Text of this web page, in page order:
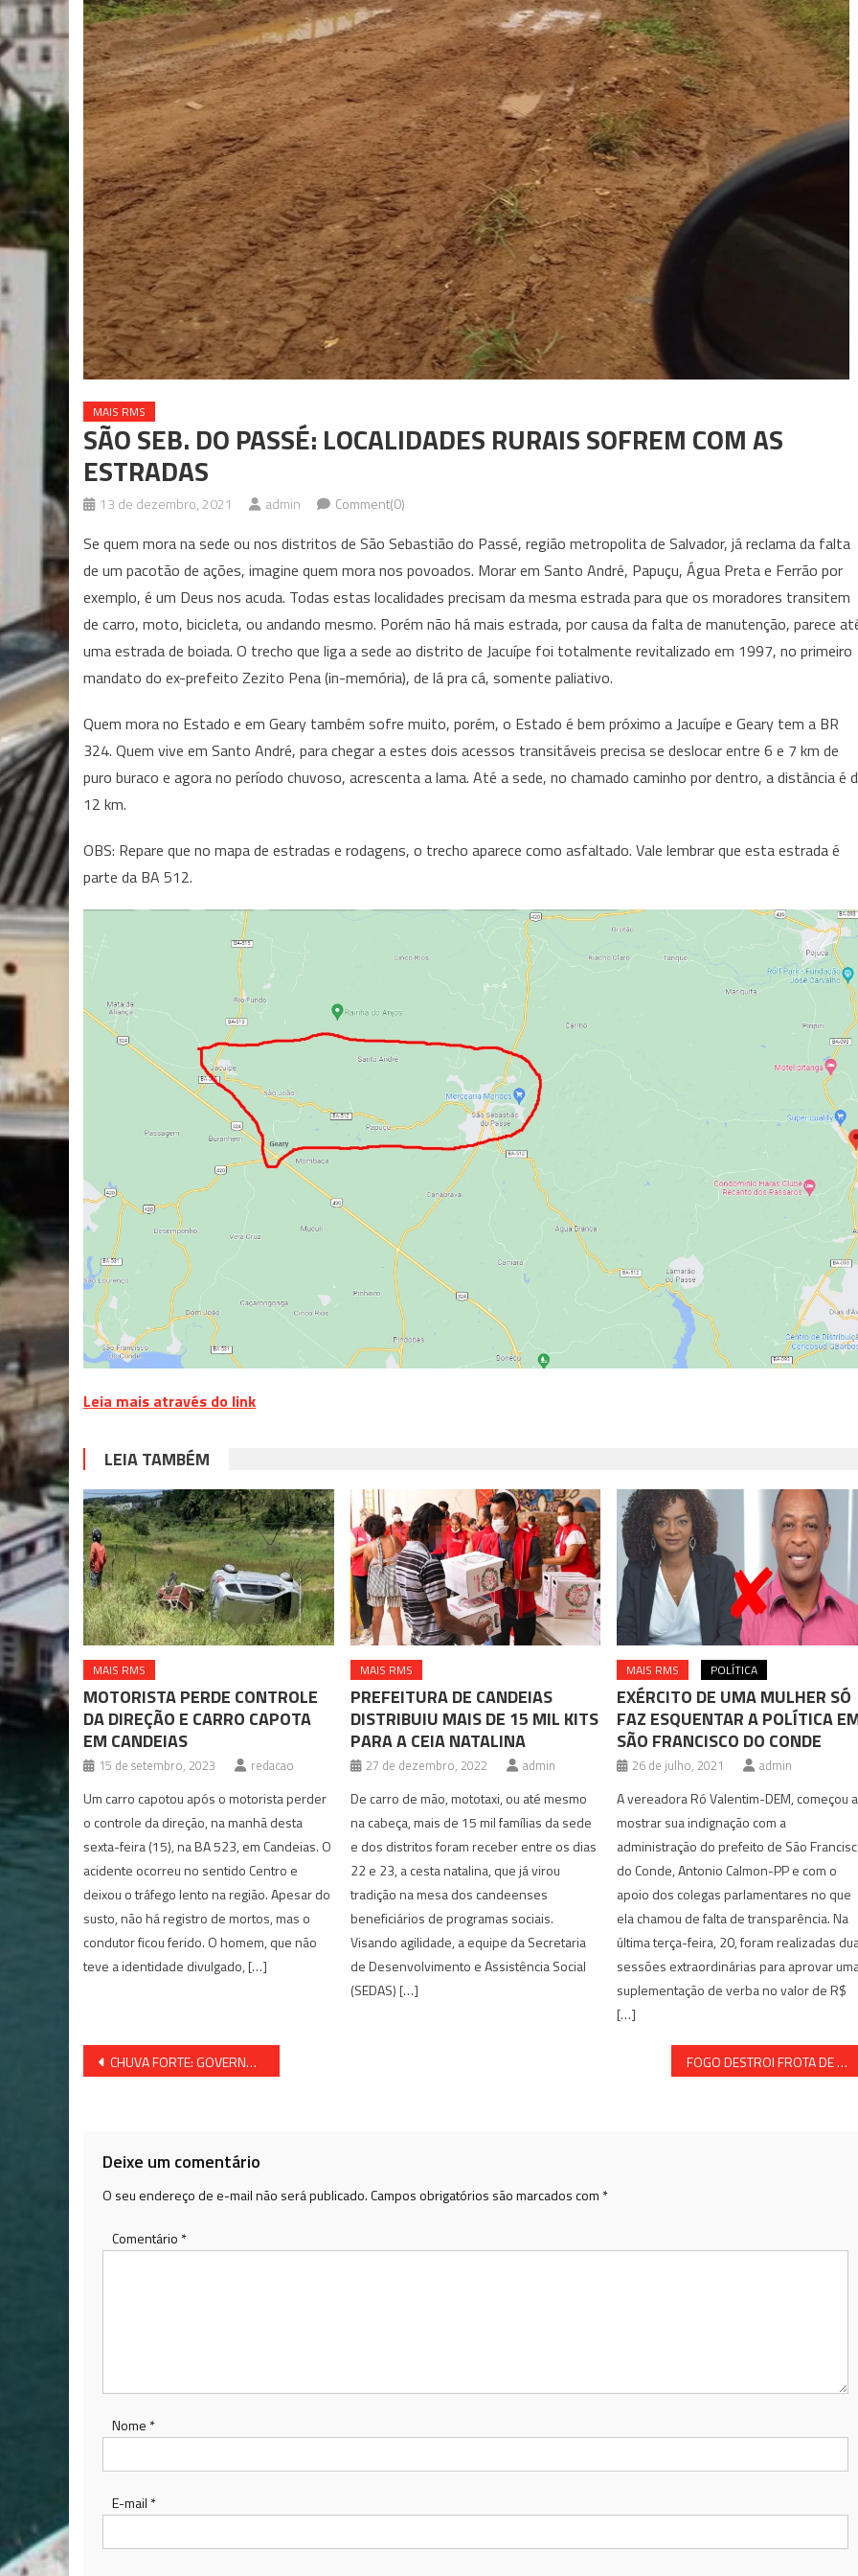
MAIS RMS
SÃO SEB. DO PASSÉ: LOCALIDADES RURAIS SOFREM COM AS
ESTRADAS
13 de dezembro, 2021 admin Comment(0)
Se quem mora na sede ou nos distritos de São Sebastião do Passé, região metropolita de Salvador, já reclama da falta
de um pacotão de ações, imagine quem mora nos povoados. Morar em Santo André, Papuçu, Água Preta e Ferrão por
exemplo, é um Deus nos acuda. Todas estas localidades precisam da mesma estrada para que os moradores transitem
de carro, moto, bicicleta, ou andando mesmo. Porém não há mais estrada, por causa da falta de manutenção, parece
uma estrada de boiada. O trecho que liga a sede ao distrito de Jacuípe foi totalmente revitalizado em 1997, no primeiro
mandato do ex-prefeito Zezito Pena (in-memória), de lá pra cá, somente paliativo.
Quem mora no Estado e em Geary também sofre muito, porém, o Estado é bem próximo a Jacuípe e Geary tem a BR
324. Quem vive em Santo André, para chegar a estes dois acessos transitáveis precisa se deslocar entre 6 e 7 km de
puro buraco e agora no período chuvoso, acrescenta a lama. Até a sede, no chamado caminho por dentro, a distância é
12 km.
OBS: Repare que no mapa de estradas e rodagens, o trecho aparece como asfaltado. Vale lembrar que esta estrada é
parte da BA 512.
Leia mais através do link
LEIA TAMBÉM
MAIS RMS
MOTORISTA PERDE CONTROLE
DA DIREÇÃO E CARRO CAPOTA
EM CANDEIAS
15 de setembro, 2023 redacao
Um carro capotou após o motorista perder
o controle da direção, na manhã desta
sexta-feira (15), na BA 523, em Candeias. O
acidente ocorreu no sentido Centro e
deixou o tráfego lento na região. Apesar do
susto, não há registro de mortos, mas o
condutor ficou ferido. O homem, que não
teve a identidade divulgado, […]
MAIS RMS
PREFEITURA DE CANDEIAS
DISTRIBUIU MAIS DE 15 MIL KITS
PARA A CEIA NATALINA
27 de dezembro, 2022 admin
De carro de mão, mototaxi, ou até mesmo
na cabeça, mais de 15 mil famílias da sede
e dos distritos foram receber entre os dias
22 e 23, a cesta natalina, que já virou
tradição na mesa dos candeenses
beneficiários de programas sociais.
Visando agilidade, a equipe da Secretaria
de Desenvolvimento e Assistência Social
(SEDAS) […]
MAIS RMS POLÍTICA
EXÉRCITO DE UMA MULHER SÓ
FAZ ESQUENTAR A POLÍTICA
SÃO FRANCISCO DO CONDE
26 de julho, 2021 admin
A vereadora Ró Valentim-DEM, começou a
mostrar sua indignação com a
administração do prefeito de São
do Conde, Antonio Calmon-PP e com o
apoio dos colegas parlamentares no que
ela chamou de falta de transparência. Na
última terça-feira, 20, foram realizadas
sessões extraordinárias para aprovar
suplementação de verba no valor de R$
[…]
Navegação
CHUVA FORTE: GOVERNO FEDERAL RECONHECE ESTADO DE EMERGÊNCIA NA BAHIA FOGO DESTROI FROTA DE ÔNIBUS EM ALAGOINHAS
Deixe um comentário
O seu endereço de e-mail não será publicado.Campos obrigatórios são marcados com *
Comentário *
Nome *
E-mail *